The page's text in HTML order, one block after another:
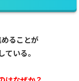
ることが
いる。